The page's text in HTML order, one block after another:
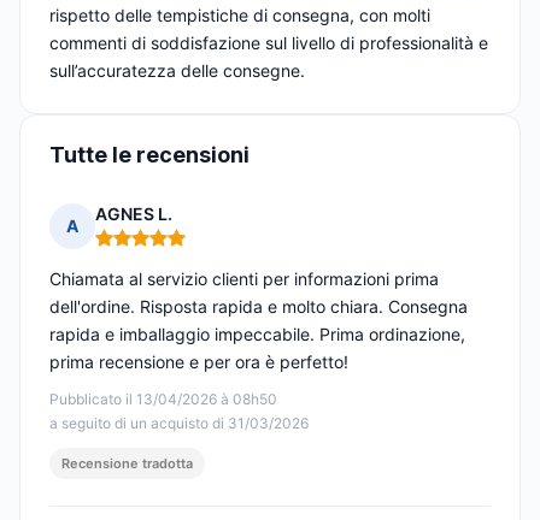
rispetto delle tempistiche di consegna, con molti
commenti di soddisfazione sul livello di professionalità e
sull’accuratezza delle consegne.
Tutte le recensioni
A
AGNES L.
Nota: 5 su 5
Pubblicato il 13/04/2026 à 08h50
a seguito di un acquisto di 31/03/2026
Chiamata al servizio clienti per informazioni prima
dell'ordine. Risposta rapida e molto chiara. Consegna
rapida e imballaggio impeccabile. Prima ordinazione,
prima recensione e per ora è perfetto!
Recensione tradotta